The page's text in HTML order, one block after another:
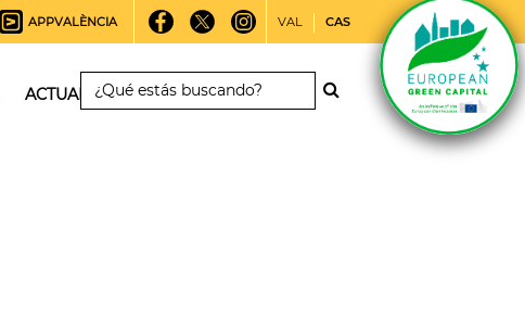
APPVALÈNCIA VAL CAS
ACTUALIDAD